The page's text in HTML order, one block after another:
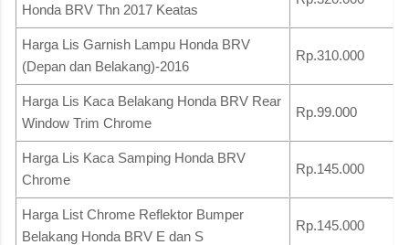
Honda BRV Thn 2017 Keatas
Harga Lis Garnish Lampu Honda BRV
(Depan dan Belakang)-2016
Rp.310.000
Harga Lis Kaca Belakang Honda BRV Rear
Window Trim Chrome
Rp.99.000
Harga Lis Kaca Samping Honda BRV
Chrome
Rp.145.000
Harga List Chrome Reflektor Bumper
Belakang Honda BRV E dan S
Rp.145.000